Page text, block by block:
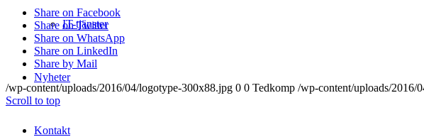
IT-tjänster
Nyheter
Kontakt
Share on Facebook
Share on Twitter
Share on WhatsApp
Share on LinkedIn
Share by Mail
/wp-content/uploads/2016/04/logotype-300x88.jpg 0 0 Tedkomp /wp-content/uploads/2016/
Scroll to top